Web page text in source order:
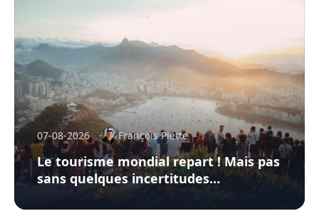
07-08-2026 François Piette
Le tourisme mondial repart ! Mais pas
sans quelques incertitudes…